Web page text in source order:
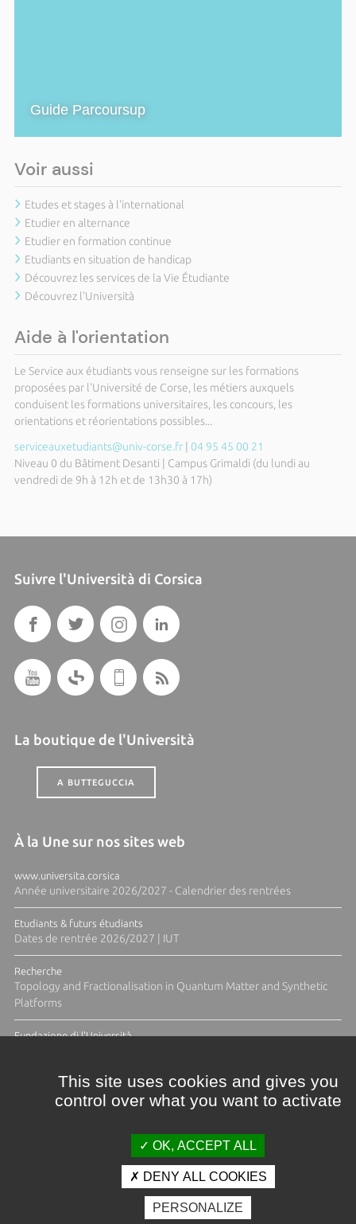
Guide Parcoursup
Voir aussi
Etudes et stages à l'international
Etudier en alternance
Etudier en formation continue
Etudiants en situation de handicap
Découvrez les services de la Vie Étudiante
Découvrez l'Università
Aide à l'orientation
Le Service aux étudiants vous renseigne sur les formations
proposées par l'Université de Corse, les métiers auxquels
conduisent les formations universitaires, les concours, les
orientations et réorientations possibles...
serviceauxetudiants@univ-corse.fr| 04 95 45 00 21
Niveau 0 du Bâtiment Desanti | Campus Grimaldi (du lundi au
vendredi de 9h à 12h et de 13h30 à 17h)
Suivre l'Università di Corsica
La boutique de l'Università
A BUTTEGUCCIA
À la Une sur nos sites web
www.universita.corsica
Année universitaire 2026/2027 - Calendrier des rentrées
Etudiants & futurs étudiants
Dates de rentrée 2026/2027 | IUT
Recherche
Topology and Fractionalisation in Quantum Matter and Synthetic
Platforms
Fundazione di l'Università
Crédits et mentions légales
Espace presse
Photothèque
This site uses cookies and gives you
control over what you want to activate
OK, ACCEPT ALL
DENY ALL COOKIES
PERSONALIZE